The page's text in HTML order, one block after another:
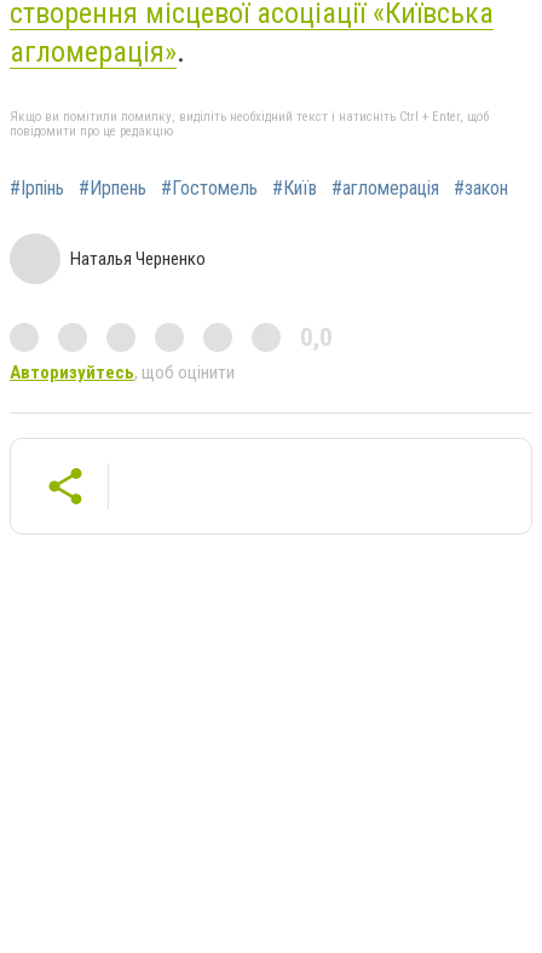
створення місцевої асоціації «Київська
агломерація».
Якщо ви помітили помилку, виділіть необхідний текст і натисніть Ctrl + Enter, щоб
повідомити про це редакцію
#Ірпінь #Ирпень #Гостомель #Київ #агломерація #закон
Наталья Черненко
0,0
Авторизуйтесь, щоб оцінити